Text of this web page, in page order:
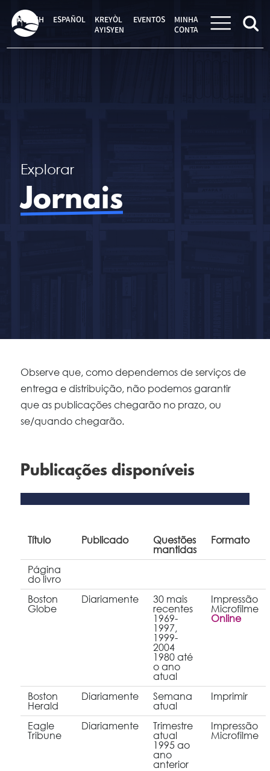
para
conteúdo
ENGLISH ESPAÑOL
KREYÒL
AYISYEN
EVENTOS
MINHA
CONTA
Explorar
Jornais
Observe que, como dependemos de serviços de
entrega e distribuição, não podemos garantir
que as publicações chegarão no prazo, ou
se/quando chegarão.
Publicações disponíveis
Título Publicado
Questões
mantidas
Formato
Página
do livro
Boston
Globe
Diariamente
30 mais
recentes
1969-
1997,
1999-
2004
1980 até
o ano
atual
Impressão
Microfilme
Online
Boston
Herald
Diariamente
Semana
atual
Imprimir
Eagle
Tribune
Diariamente
Trimestre
atual
1995 ao
ano
anterior
Impressão
Microfilme